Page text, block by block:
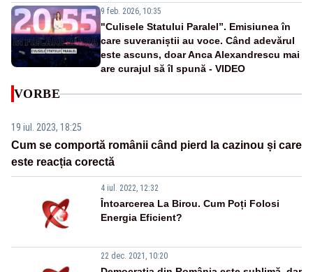
9 feb. 2026, 10:35
"Culisele Statului Paralel”. Emisiunea în
care suveraniștii au voce. Când adevărul
este ascuns, doar Anca Alexandrescu mai
are curajul să îl spună - VIDEO
VORBE
19 iul. 2023, 18:25
Cum se comportă românii când pierd la cazinou și care
este reacția corectă
4 iul. 2022, 12:32
Întoarcerea La Birou. Cum Poți Folosi
Energia Eficient?
22 dec. 2021, 10:20